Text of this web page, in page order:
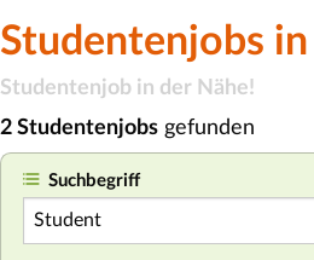
Studentenjobs
Studentenjob in der Nähe!
2 Studentenjobs gefunden
Suchbegriff